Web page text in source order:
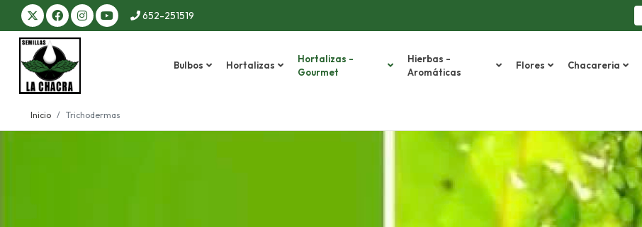
652-251519
Bulbos Hortalizas
Hortalizas -
Gourmet
Hierbas -
Aromáticas
Flores Chacareria
Inicio Trichodermas